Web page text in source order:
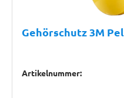
Gehörschutz 3M
Artikelnummer: